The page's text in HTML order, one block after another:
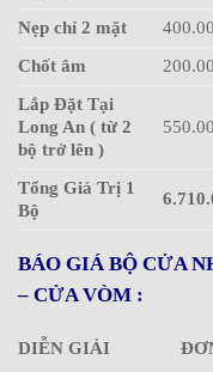
Nẹp chỉ 2 mặt
Chốt âm
Lắp Đặt Tại
Long An ( từ 2
bộ trở lên )
Tổng Giá Trị 1
Bộ
BÁO GIÁ BỘ CỬA
– CỬA VÒM :
DIỄN GIẢI